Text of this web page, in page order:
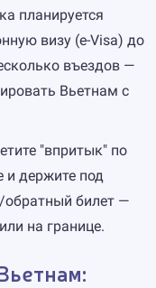
планируется
визу (e-Visa) до
въездов —
Вьетнам с
"впритык" по
и держите под
обратный билет —
на границе.